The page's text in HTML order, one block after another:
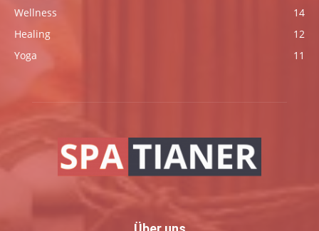
Wellness
14
Healing
12
Yoga
11